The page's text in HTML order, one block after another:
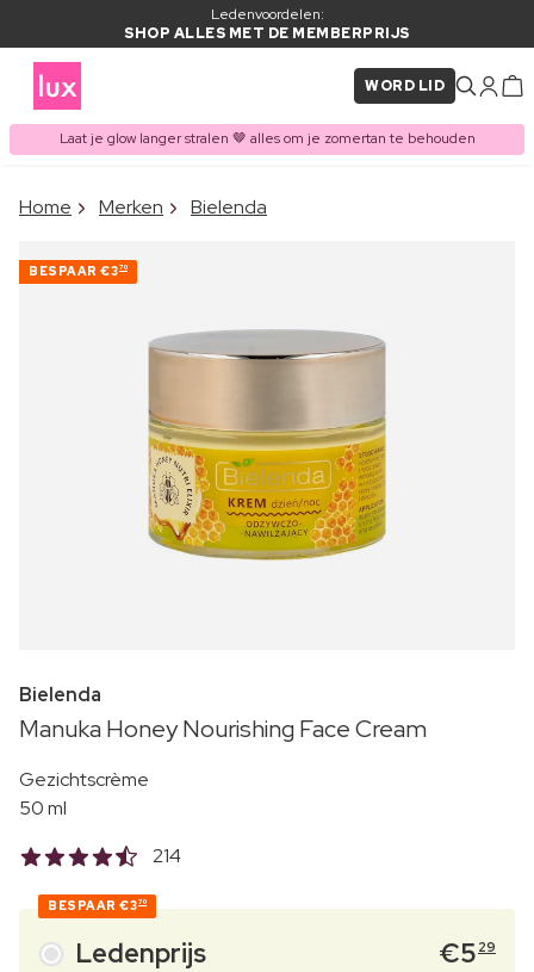
Ledenvoordelen:
SHOP ALLES MET DE MEMBERPRIJS
WORD LID
Laat je glow langer stralen 🤎 alles om je zomertan te behouden
ITEM TOEGEVOEGD AAN
Home Merken Bielenda
BESPAAR €370
Bielenda
Manuka Honey Nourishing Face Cream
Gezichtscrème
50 ml
214
BESPAAR €370
Ledenprijs €5 29